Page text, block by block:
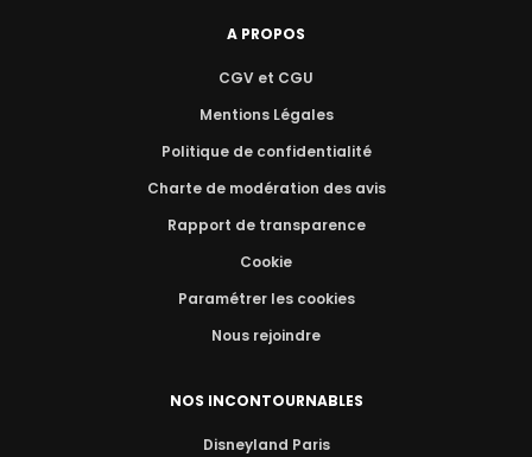
A PROPOS
CGV et CGU
Mentions Légales
Politique de confidentialité
Charte de modération des avis
Rapport de transparence
Cookie
Paramétrer les cookies
Nous rejoindre
NOS INCONTOURNABLES
Disneyland Paris